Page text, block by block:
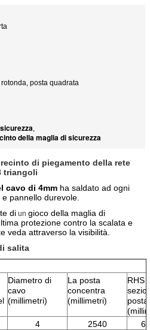
posta quadrata
,
della maglia di sicurezza
di piegamento della rete
triangoli
cavo di 4mm ha saldato ad ogni
pannello durevole.
di un gioco della maglia di
protezione contro la scalata e
veda attraverso la visibilità.
salita
Diametro di
cavo
(millimetri)
La posta
concentra
(millimetri)
RHS
posta
4 2540